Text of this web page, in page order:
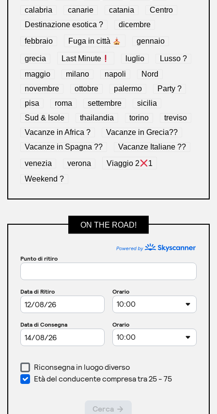
calabria
canarie catania
Centro
Destinazione esotica ?
dicembre
febbraio Fuga in città gennaio
grecia Last Minute luglio
Lusso ?
maggio
milano napoli
Nord
novembre
ottobre palermo
Party ?
pisa
roma settembre
sicilia
Sud & Isole
thailandia torino
treviso
Vacanze in Africa ?
Vacanze in Grecia??
Vacanze in Spagna ??
Vacanze Italiane ??
venezia verona Viaggio 2
1
Weekend ?
ON THE ROAD!